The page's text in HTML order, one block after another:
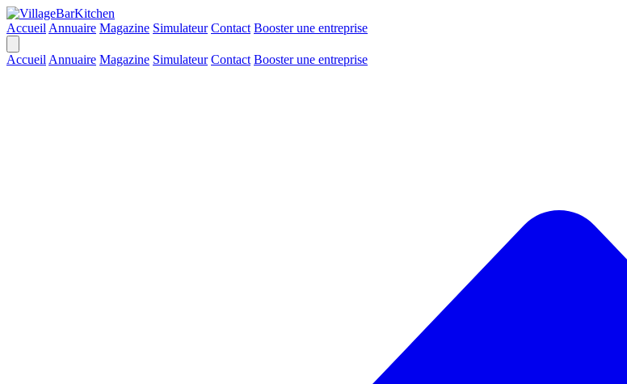
Accueil Annuaire Magazine Simulateur Contact Booster une entreprise
Accueil Annuaire Magazine Simulateur Contact Booster une entreprise